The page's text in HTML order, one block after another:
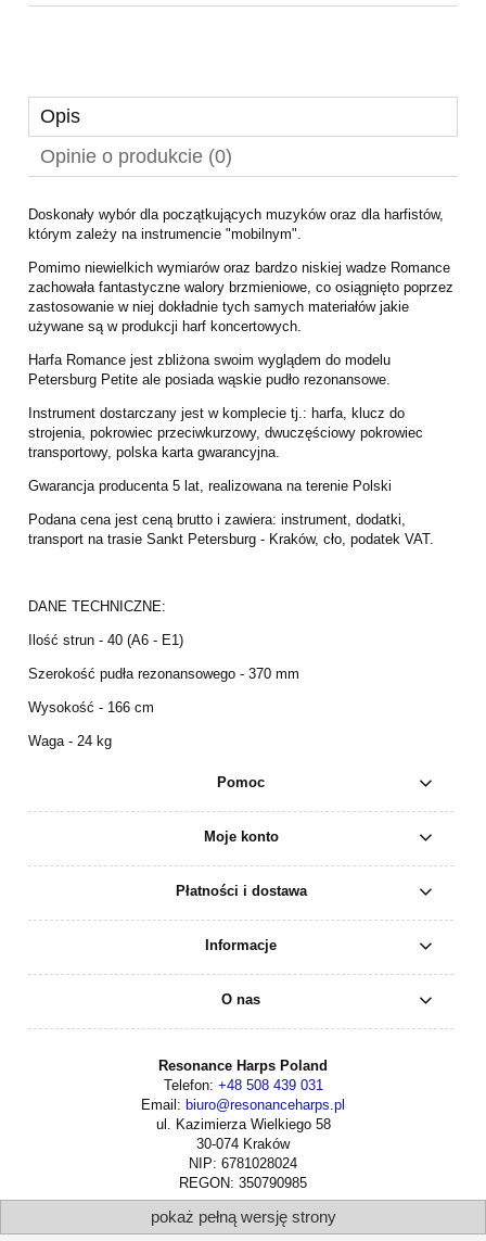
Opis
Opinie o produkcie (0)
Doskonały wybór dla początkujących muzyków oraz dla harfistów,
którym zależy na instrumencie "mobilnym".
Pomimo niewielkich wymiarów oraz bardzo niskiej wadze Romance
zachowała fantastyczne walory brzmieniowe, co osiągnięto poprzez
zastosowanie w niej dokładnie tych samych materiałów jakie
używane są w produkcji harf koncertowych.
Harfa Romance jest zbliżona swoim wyglądem do modelu
Petersburg Petite ale posiada wąskie pudło rezonansowe.
Instrument dostarczany jest w komplecie tj.: harfa, klucz do
strojenia, pokrowiec przeciwkurzowy, dwuczęściowy pokrowiec
transportowy, polska karta gwarancyjna.
Gwarancja producenta 5 lat, realizowana na terenie Polski
Podana cena jest ceną brutto i zawiera: instrument, dodatki,
transport na trasie Sankt Petersburg - Kraków, cło, podatek VAT.
DANE TECHNICZNE:
Ilość strun - 40 (A6 - E1)
Szerokość pudła rezonansowego - 370 mm
Wysokość - 166 cm
Waga - 24 kg
Pomoc
Moje konto
Płatności i dostawa
Informacje
O nas
Resonance Harps Poland
Telefon: +48 508 439 031
Email: biuro@resonanceharps.pl
ul. Kazimierza Wielkiego 58
30-074 Kraków
NIP: 6781028024
REGON: 350790985
pokaż pełną wersję strony